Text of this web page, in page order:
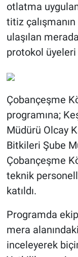
otlatma
titiz
ulaşılan
protokol
Çobançeşme
programına;
Müdürü Olcay
Bitkileri Şube
Çobançeşme
teknik
katıldı.
Programda
mera
inceleyerek